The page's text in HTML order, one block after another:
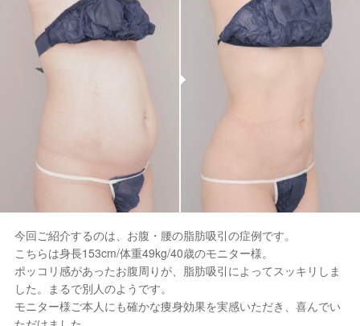
今回ご紹介するのは、お腹・腰の脂肪吸引の症例です。
こちらは身長153cm/体重49kg/40歳のモニター様。
ポッコリ感があったお腹周りが、脂肪吸引によってスッキリしま
した。まるで別人のようです。
モニター様ご本人にも確かな痩身効果を実感いただき、喜んでい